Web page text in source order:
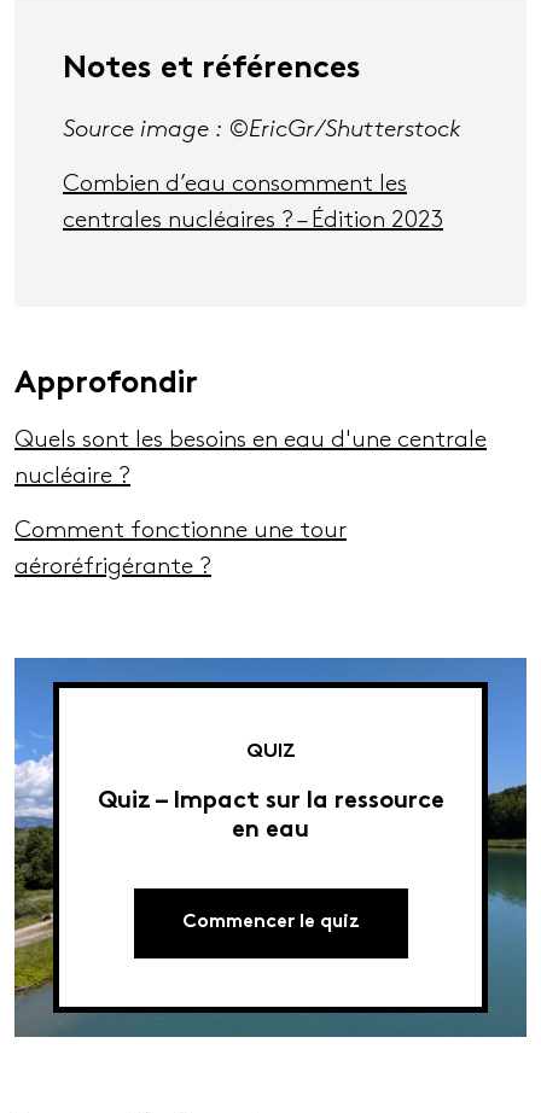
Notes et références
Source image : ©EricGr/Shutterstock
Combien d’eau consomment les
centrales nucléaires ? – Édition 2023
Approfondir
Quels sont les besoins en eau d'une centrale
nucléaire ?
Comment fonctionne une tour
aéroréfrigérante ?
QUIZ
Quiz – Impact sur la ressource
en eau
Commencer le quiz